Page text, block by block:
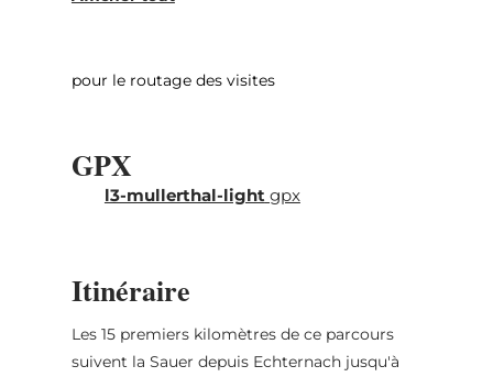
vers la fraîche vallée de la Ernz Noire, en
vaincre la dernière montée du parcours, en
passant devant des formations rocheuses
uniques. À partir de Berdorf, vous pouvez
virages) ou profiter de la fraîcheur de la forêt
pour le routage des visites
GPX
l3-mullerthal-light gpx
Itinéraire
Les 15 premiers kilomètres de ce parcours
suivent la Sauer depuis Echternach jusqu'à